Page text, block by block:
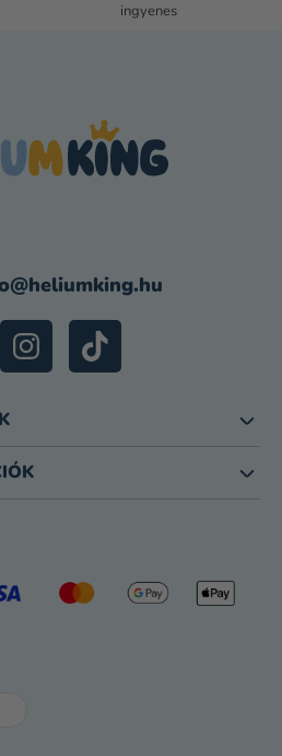
I
ingyenes
@heliumking.hu